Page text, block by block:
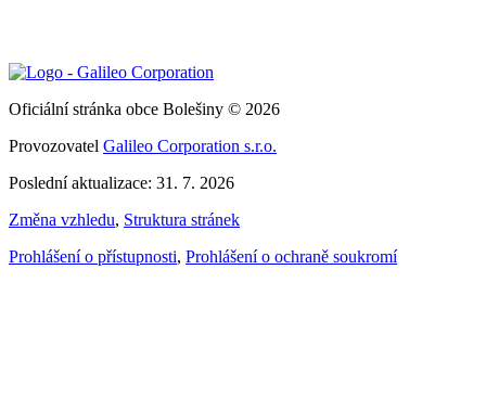
Oficiální stránka obce Bolešiny © 2026
Provozovatel Galileo Corporation s.r.o.
Poslední aktualizace: 31. 7. 2026
Změna vzhledu, Struktura stránek
Prohlášení o přístupnosti, Prohlášení o ochraně soukromí